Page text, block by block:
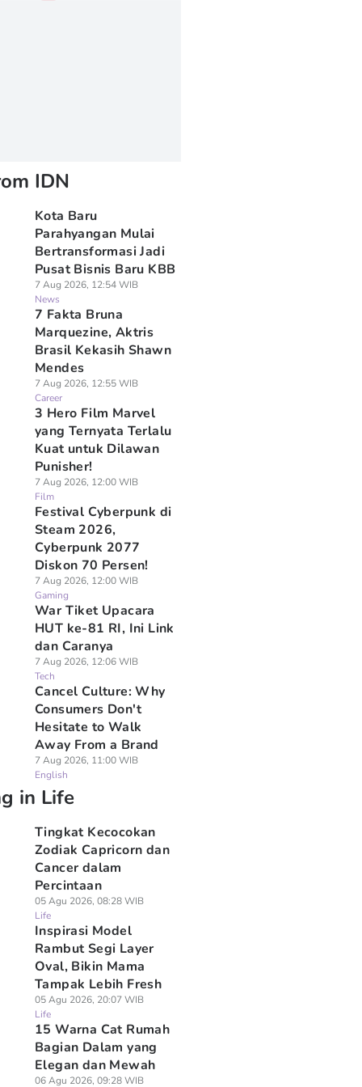
IDN
Kota Baru
Parahyangan Mulai
Bertransformasi Jadi
Pusat Bisnis Baru KBB
7 Aug 2026, 12:54 WIB
News
7 Fakta Bruna
Marquezine, Aktris
Brasil Kekasih Shawn
Mendes
7 Aug 2026, 12:55 WIB
Career
3 Hero Film Marvel
yang Ternyata Terlalu
Kuat untuk Dilawan
Punisher!
7 Aug 2026, 12:00 WIB
Film
Festival Cyberpunk di
Steam 2026,
Cyberpunk 2077
Diskon 70 Persen!
7 Aug 2026, 12:00 WIB
Gaming
War Tiket Upacara
HUT ke-81 RI, Ini Link
dan Caranya
7 Aug 2026, 12:06 WIB
Tech
Cancel Culture: Why
Consumers Don't
Hesitate to Walk
Away From a Brand
7 Aug 2026, 11:00 WIB
English
in Life
Tingkat Kecocokan
Zodiak Capricorn dan
Cancer dalam
Percintaan
05 Agu 2026, 08:28 WIB
Life
Inspirasi Model
Rambut Segi Layer
Oval, Bikin Mama
Tampak Lebih Fresh
05 Agu 2026, 20:07 WIB
Life
15 Warna Cat Rumah
Bagian Dalam yang
Elegan dan Mewah
06 Agu 2026, 09:28 WIB